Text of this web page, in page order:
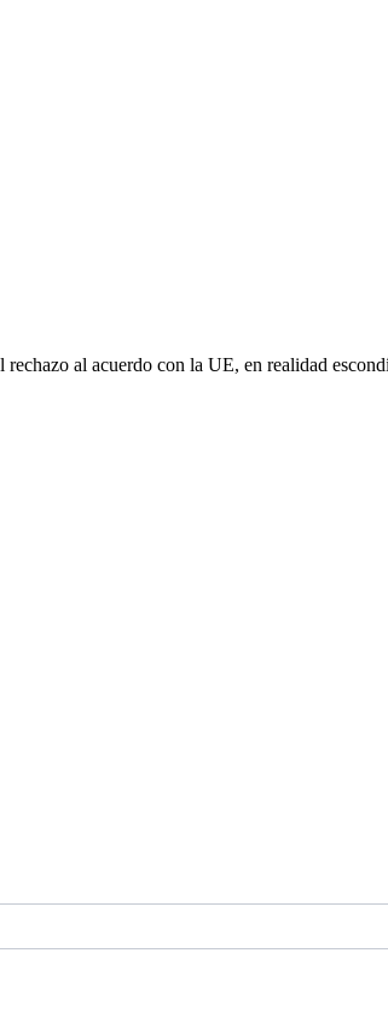
al acuerdo con la UE, en realidad